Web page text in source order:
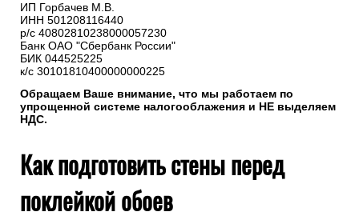
ИП Горбачев М.В.
ИНН 501208116440
р/с 40802810238000057230
Банк ОАО "Сбербанк России"
БИК 044525225
к/с 30101810400000000225
Обращаем Ваше внимание, что мы работаем по
упрощенной системе налогооблажения и НЕ выделяем
НДС.
Как подготовить стены перед
поклейкой обоев